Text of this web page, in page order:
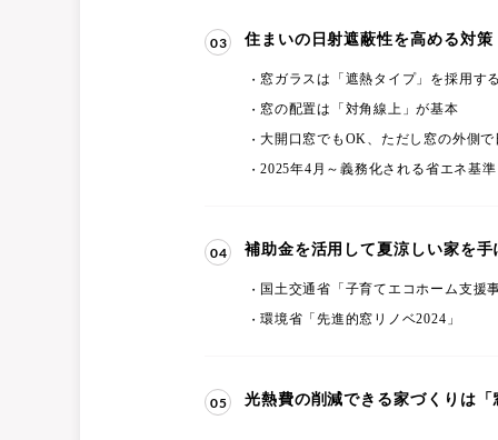
03 住まいの日射遮蔽性を高める対策
窓ガラスは「遮熱タイプ」を採用す
窓の配置は「対角線上」が基本
大開口窓でもOK、ただし窓の外側
2025年4月～義務化される省エネ基
04 補助金を活用して夏涼しい家を手
国土交通省「子育てエコホーム支援
環境省「先進的窓リノベ2024」
05 光熱費の削減できる家づくりは